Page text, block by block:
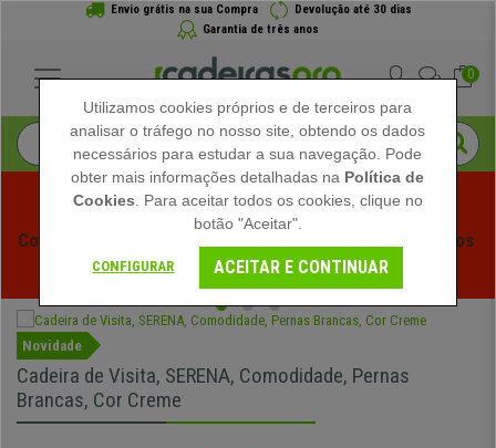
Envio grátis na sua Compra
Devolução até 30 dias
Garantia de três anos
0
Começam os Saldos de Verão em Cadeiraspro! Descontos
Exclusivos por Tempo Limitado - Ver Promoção
Novidade
Cadeira de Visita, SERENA, Comodidade, Pernas
Brancas, Cor Creme
Utilizamos cookies próprios e de terceiros para
analisar o tráfego no nosso site, obtendo os dados
necessários para estudar a sua navegação. Pode
obter mais informações detalhadas na Política de
Cookies . Para aceitar todos os cookies, clique no
botão "Aceitar".
CONFIGURAR ACEITAR E CONTINUAR